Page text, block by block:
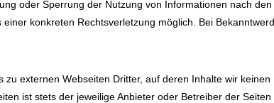
oder Sperrung der Nutzung von Informationen nach
konkreten Rechtsverletzung möglich. Bei
zu externen Webseiten Dritter, auf deren Inhalte wir
ist stets der jeweilige Anbieter oder Betreiber der